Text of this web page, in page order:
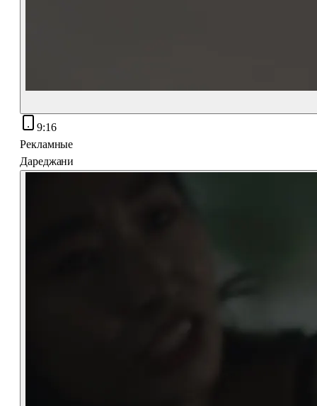
9:16
Рекламные
Дареджани